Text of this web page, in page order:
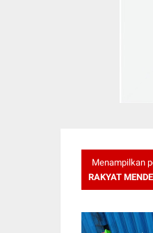
Menampilkan
RAKYAT